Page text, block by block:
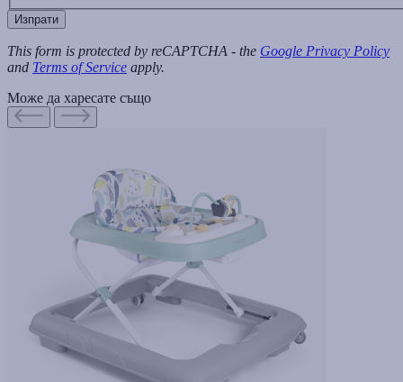
Изпрати
This form is protected by reCAPTCHA - the Google Privacy Policy
and Terms of Service apply.
Може да харесате също